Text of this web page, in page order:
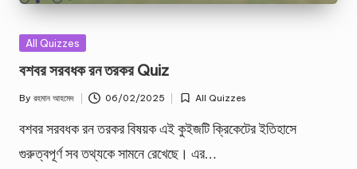
Posted
All Quizzes
বশবর সরবধক রন তরকর Quiz
Posted
By রহমান আহমেদ 06/02/2025
Posted
in
All Quizzes
বশবর সরবধক রন তরকর বিষয়ক এই কুইজটি ক্রিকেটের ইতিহাসে
গুরুত্বপূর্ণ সব তথ্যকে সামনে রেখেছে। এর…